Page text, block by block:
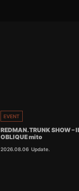
EVENT
REDMAN.TRUNK SHOW
OBLIQUE mito
2026.08.06 Update.